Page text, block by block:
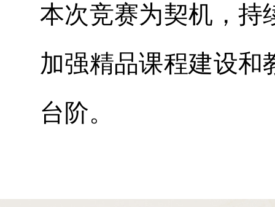
本次竞赛为契机，持
加强精品课程建设和
台阶。